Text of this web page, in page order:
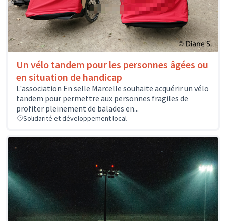
Un vélo tandem pour les personnes âgées ou
en situation de handicap
L'association En selle Marcelle souhaite acquérir un vélo
tandem pour permettre aux personnes fragiles de
profiter pleinement de balades en...
Solidarité et développement local